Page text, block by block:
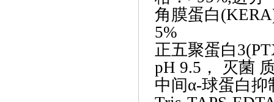
角膜蛋白
5%
正五聚蛋白
pH 9.5， 灭菌
中间α-球蛋白抑